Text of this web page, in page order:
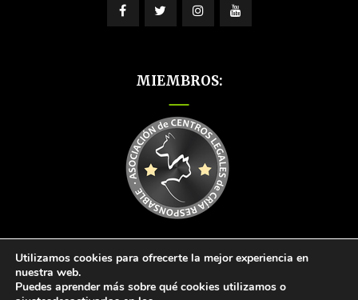
MIEMBROS:
© 2026
Utilizamos cookies para ofrecerte la mejor experiencia en
nuestra web.
Puedes aprender más sobre qué cookies utilizamos o